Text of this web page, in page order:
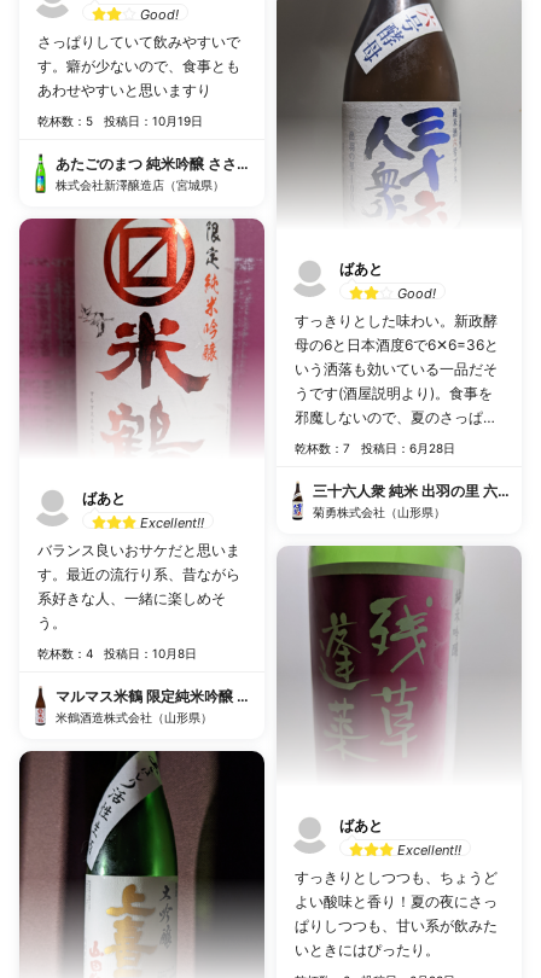
Good!
さっぱりしていて飲みやすいで
す。癖が少ないので、食事とも
あわせやすいと思いますり
乾杯数：5 投稿日：10月19日
あたごのまつ 純米吟醸 ささら ひやおろし
株式会社新澤醸造店（宮城県）
ばあと
Excellent!!
バランス良いおサケだと思いま
す。最近の流行り系、昔ながら
系好きな人、一緒に楽しめそ
う。
乾杯数：4 投稿日：10月8日
マルマス米鶴 限定純米吟醸 (赤)
米鶴酒造株式会社（山形県）
ばあと
Good!
すっきりとした味わい。新政酵
母の6と日本酒度6で6✕6=36と
いう洒落も効いている一品だそ
うです(酒屋説明より)。食事を
邪魔しないので、夏のさっぱり
した料理に合わせたりなども良
乾杯数：7 投稿日：6月28日
三十六人衆 純米 出羽の里 六号プ
菊勇株式会社（山形県）
ばあと
Excellent!!
すっきりとしつつも、ちょうど
よい酸味と香り！夏の夜にさっ
ぱりしつつも、甘い系が飲みた
いときにはぴったり。